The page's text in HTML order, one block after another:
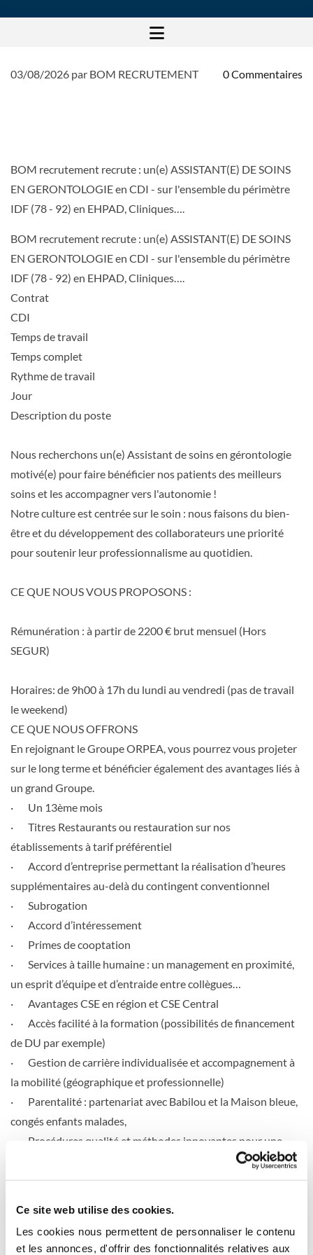
Ce site web utilise des cookies.
Les cookies nous permettent de personnaliser le contenu
et les annonces, d'offrir des fonctionnalités relatives aux
03/08/2026 par BOM RECRUTEMENT 0Commentaires
BOM recrutement recrute : un(e) ASSISTANT(E) DE SOINS
EN GERONTOLOGIE en CDI - sur l'ensemble du périmètre
IDF (78 - 92) en EHPAD, Cliniques….
BOM recrutement recrute : un(e) ASSISTANT(E) DE SOINS
EN GERONTOLOGIE en CDI - sur l'ensemble du périmètre
IDF (78 - 92) en EHPAD, Cliniques….
Contrat
CDI
Temps de travail
Temps complet
Rythme de travail
Jour
Description du poste
Nous recherchons un(e) Assistant de soins en gérontologie
motivé(e) pour faire bénéficier nos patients des meilleurs
soins et les accompagner vers l'autonomie !
Notre culture est centrée sur le soin : nous faisons du bien-
être et du développement des collaborateurs une priorité
pour soutenir leur professionnalisme au quotidien.
CE QUE NOUS VOUS PROPOSONS :
Rémunération : à partir de 2200 € brut mensuel (Hors
SEGUR)
Horaires: de 9h00 à 17h du lundi au vendredi (pas de travail
le weekend)
CE QUE NOUS OFFRONS
En rejoignant le Groupe ORPEA, vous pourrez vous projeter
sur le long terme et bénéficier également des avantages liés à
un grand Groupe.
· Un 13ème mois
· Titres Restaurants ou restauration sur nos
établissements à tarif préférentiel
· Accord d’entreprise permettant la réalisation d’heures
supplémentaires au-delà du contingent conventionnel
· Subrogation
· Accord d’intéressement
· Primes de cooptation
· Services à taille humaine : un management en proximité,
un esprit d’équipe et d’entraide entre collègues…
· Avantages CSE en région et CSE Central
· Accès facilité à la formation (possibilités de financement
de DU par exemple)
· Gestion de carrière individualisée et accompagnement à
la mobilité (géographique et professionnelle)
· Parentalité : partenariat avec Babilou et la Maison bleue,
congés enfants malades,
· Procédures qualité et méthodes innovantes pour une
VOS MISSIONS
Accompagner le résident dans la réalisation des actes de la